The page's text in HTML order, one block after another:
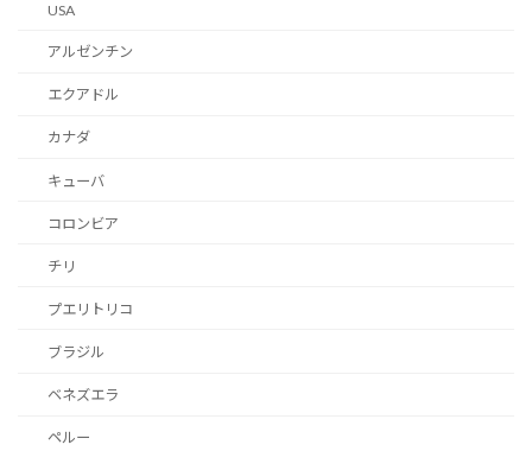
USA
アルゼンチン
エクアドル
カナダ
キューバ
コロンビア
チリ
プエリトリコ
ブラジル
ベネズエラ
ペルー